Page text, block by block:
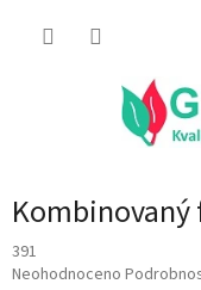
Kombinovaný
391
Průměrné
Neohodnoceno